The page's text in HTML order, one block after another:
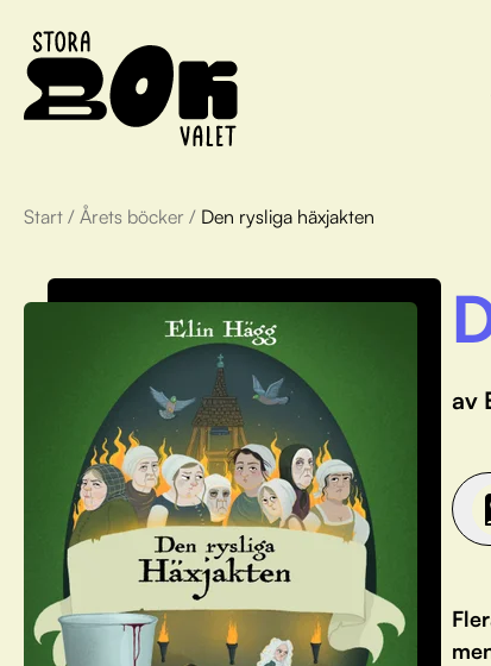
Start / Årets böcker / Den rysliga häxjakten
av